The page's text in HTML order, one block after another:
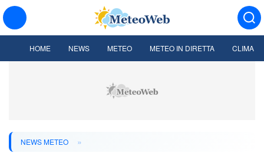
HOME NEWS METEO METEO IN DIRETTA CLIMA
NEWS METEO »